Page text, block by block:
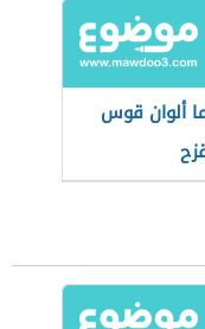
ألوان قوس